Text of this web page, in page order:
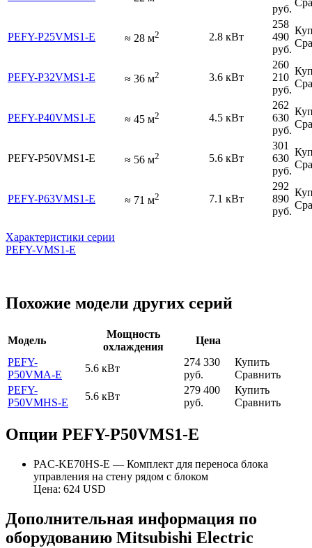
руб.
PEFY-P25VMS1-E ≈ 28 м2 2.8 кВт
258
490
руб.
PEFY-P32VMS1-E ≈ 36 м2 3.6 кВт
260
210
руб.
PEFY-P40VMS1-E ≈ 45 м2 4.5 кВт
262
630
руб.
PEFY-P50VMS1-E ≈ 56 м2 5.6 кВт
301
630
руб.
PEFY-P63VMS1-E ≈ 71 м2 7.1 кВт
292
890
руб.
Характеристики серии
PEFY-VMS1-E
Похожие модели других серий
Модель
Мощность
охлаждения
Цена
PEFY-
P50VMA-E
5.6 кВт
274 330
руб.
Купить
Сравнить
PEFY-
P50VMHS-E
5.6 кВт
279 400
руб.
Купить
Сравнить
Опции PEFY-P50VMS1-E
PAC-KE70HS-E — Комплект для переноса блока
управления на стену рядом с блоком
Цена: 624 USD
Дополнительная информация по
оборудованию Mitsubishi Electric